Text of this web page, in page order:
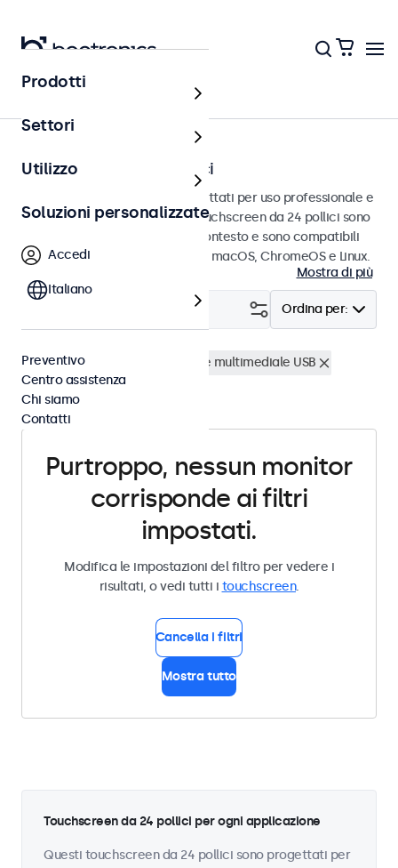
Touchscreen
Touchscreen da 24 pollici
Touchscreen da 24 pollici progettati per uso professionale e
uso continuo. Questi monitor touchscreen da 24 pollici sono
facili da integrare in qualsiasi contesto e sono compatibili
con i sistemi operativi Windows, macOS, ChromeOS e Linux.
Mostra di più
Ordina per:
Touchscreen 24 pollici
Lettore multimediale USB
Cancella i filtri
Purtroppo, nessun monitor
corrisponde ai filtri
impostati.
Modifica le impostazioni del filtro per vedere i
risultati, o vedi tutti i touchscreen.
Cancella i filtri
Mostra tutto
Touchscreen da 24 pollici per ogni applicazione
Questi touchscreen da 24 pollici sono progettati per
Prodotti
Settori
Utilizzo
Soluzioni personalizzate
Accedi
Italiano
Preventivo
Centro assistenza
Chi siamo
Contatti